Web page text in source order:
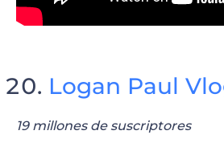
Logan Paul
19 millones de suscriptores